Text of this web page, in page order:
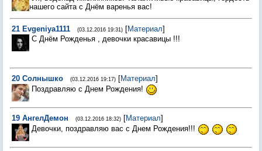
нашего сайта с Днём варенья вас!
21 Evgeniya1111 (03.12.2016 19:31) [Материал]
С Днём Рожденья , девочки красавицы !!!
20 Солнышко (03.12.2016 19:17) [Материал]
Поздравляю с Днем Рождения!
19 АнгелДемон (03.12.2016 18:32) [Материал]
Девочки, поздравляю вас с Днем Рождения!!!